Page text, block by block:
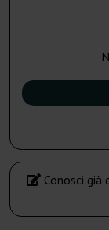
Conosci già